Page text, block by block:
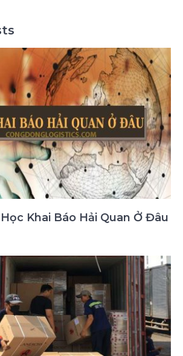
Khai Báo Hải Quan Ở Đâu